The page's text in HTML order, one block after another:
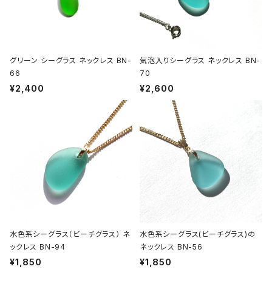
グリーン シーグラス ネックレス BN-
66
¥2,400
気泡入りシーグラス ネックレス BN-
70
¥2,600
水色系シーグラス（ビーチグラス） ネ
ックレス BN-94
¥1,850
水色系シーグラス(ビーチグラス)の
ネックレス BN-56
¥1,850